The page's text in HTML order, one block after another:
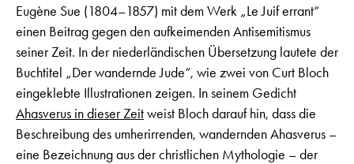
Eugène Sue (1804–1857) mit dem Werk „Le Juif errant“
einen Beitrag gegen den aufkeimenden Antisemitismus
seiner Zeit. In der niederländischen Übersetzung lautete der
Buchtitel „Der wandernde Jude“, wie zwei von Curt Bloch
eingeklebte Illustrationen zeigen. In seinem Gedicht
Ahasverus in dieser Zeitweist Bloch darauf hin, dass die
Beschreibung des umherirrenden, wandernden Ahasverus –
eine Bezeichnung aus der christlichen Mythologie – der